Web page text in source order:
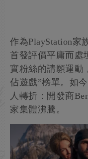
作為PlayStation家
首發評價平庸而處
實粉絲的請願運動
佔遊戲”榜單。如
人轉折：開發商
家集體沸騰。